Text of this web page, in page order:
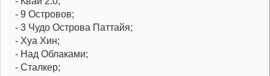
- 9 Островов;
- 3 Чудо Острова Паттайя;
- Хуа Хин;
- Над Облаками;
- Сталкер;